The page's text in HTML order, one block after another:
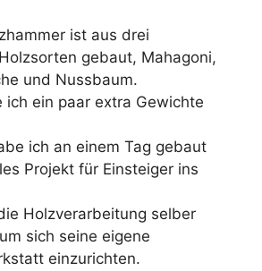
ist aus drei
gebaut, Mahagoni,
und Nussbaum.
ich ein paar extra Gewichte
ich an einem Tag gebaut
Projekt für Einsteiger ins
Holzverarbeitung selber
sich seine eigene
einzurichten.